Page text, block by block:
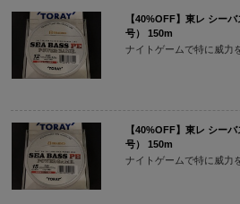
【40%OFF】東レ シー
号） 150m
ナイトゲームで特に威力
【40%OFF】東レ シー
号） 150m
ナイトゲームで特に威力